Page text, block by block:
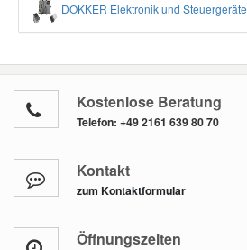
DOKKER Elektronik und Steuergeräte
Kostenlose Beratung
Telefon: +49 2161 639 80 70
Kontakt
zum Kontaktformular
Öffnungszeiten